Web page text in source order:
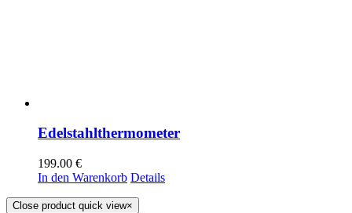
Edelstahlthermometer
199.00 €
In den Warenkorb Details
Close product quick view×